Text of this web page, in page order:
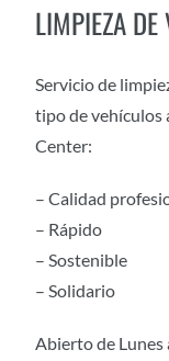
LIMPIEZA DE
Servicio de
tipo de vehículos
Center:
– Calidad
– Rápido
– Sostenible
– Solidario
Abierto de Lunes